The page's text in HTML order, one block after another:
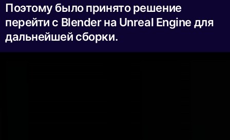
Поэтому было принято решение
перейти с Blender на Unreal Engine для
дальнейшей сборки.